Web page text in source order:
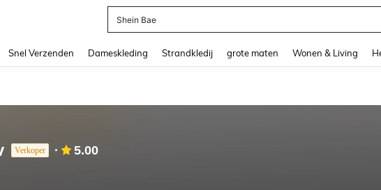
Shein Bae
Snel Verzenden Dameskleding Strandkledij grote maten Wonen & Living
Verkoper 5.00